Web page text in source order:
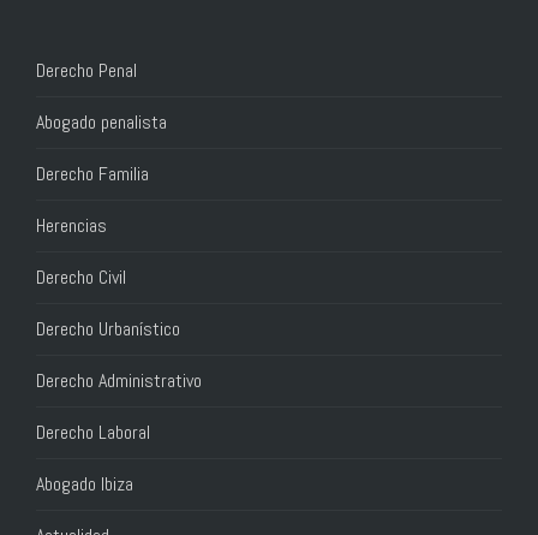
Derecho Penal
Abogado penalista
Derecho Familia
Herencias
Derecho Civil
Derecho Urbanístico
Derecho Administrativo
Derecho Laboral
Abogado Ibiza